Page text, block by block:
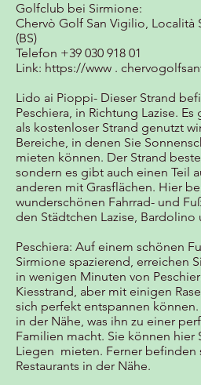
Golfclub bei Sirmione:
Chervò Golf San Vigilio, Località
(BS)
Telefon +39 030 918 01
Link: https://www .
Lido ai Pioppi- Dieser Strand
Peschiera, in Richtung Lazise.
als kostenloser Strand genutzt
Bereiche, in denen Sie
mieten können. Der Strand
sondern es gibt auch einen Teil
anderen mit Grasflächen. Hier
wunderschönen Fahrrad- und
den Städtchen Lazise, Bardolino
Peschiera: Auf einem schönen
Sirmione spazierend, erreichen
in wenigen Minuten von
Kiesstrand, aber mit einigen
sich perfekt entspannen
in der Nähe, was ihn zu einer
Familien macht. Sie können hier
Liegen mieten. Ferner befinden
Restaurants in der Nähe.